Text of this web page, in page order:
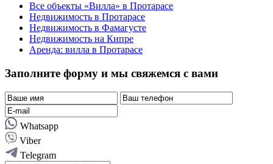
Все объекты «Вилла» в Протарасе
Недвижимость в Протарасе
Недвижимость в Фамагусте
Недвижимость на Кипре
Аренда: вилла в Протарасе
Заполните форму и мы свяжемся с вами
Whatsapp
Viber
Telegram